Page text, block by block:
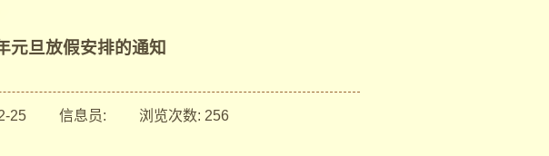
元旦放假安排的通知
25 信息员: 浏览次数: 256